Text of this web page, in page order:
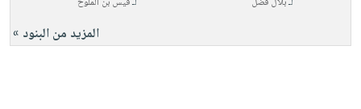
المزيد من البنود »